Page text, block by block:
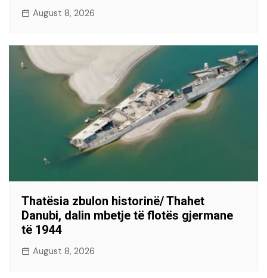
August 8, 2026
Thatësia zbulon historinë/ Thahet
Danubi, dalin mbetje të flotës gjermane
të 1944
August 8, 2026